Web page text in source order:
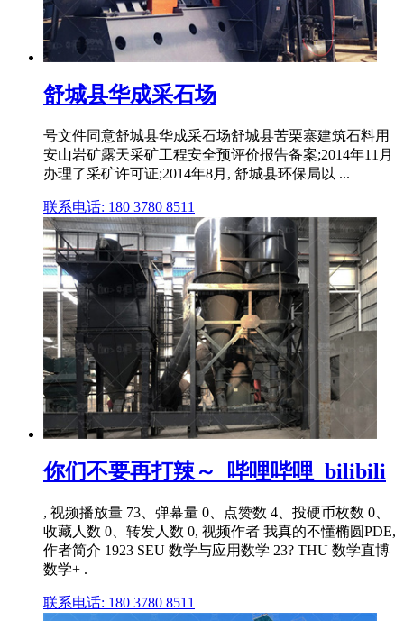
舒城县华成采石场
号文件同意舒城县华成采石场舒城县苦栗寨建筑石料用
安山岩矿露天采矿工程安全预评价报告备案;2014年11月
办理了采矿许可证;2014年8月, 舒城县环保局以 ...
联系电话: 180 3780 8511
你们不要再打辣～_哔哩哔哩_bilibili
, 视频播放量 73、弹幕量 0、点赞数 4、投硬币枚数 0、
收藏人数 0、转发人数 0, 视频作者 我真的不懂椭圆PDE,
作者简介 1923 SEU 数学与应用数学 23? THU 数学直博
数学+ .
联系电话: 180 3780 8511